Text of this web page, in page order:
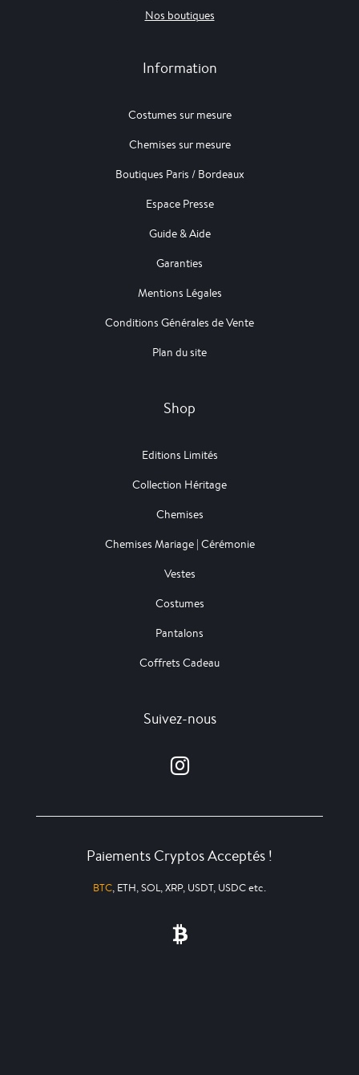
Nos boutiques
Information
Costumes sur mesure
Chemises sur mesure
Boutiques Paris / Bordeaux
Espace Presse
Guide & Aide
Garanties
Mentions Légales
Conditions Générales de Vente
Plan du site
Shop
Editions Limités
Collection Héritage
Chemises
Chemises Mariage | Cérémonie
Vestes
Costumes
Pantalons
Coffrets Cadeau
Suivez-nous
Paiements Cryptos Acceptés !
BTC, ETH, SOL, XRP, USDT, USDC etc.